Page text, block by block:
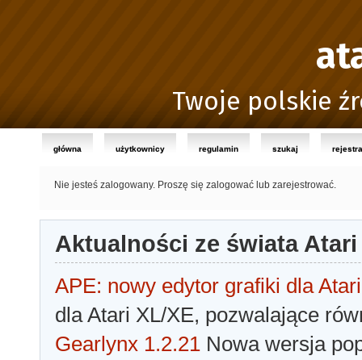
Twoje polskie
główna użytkownicy regulamin szukaj
Nie jesteś zalogowany. Proszę się zalogować lub zarejestrować.
Aktualności ze świata Atari
APE: nowy edytor grafiki dla Atari
dla Atari XL/XE, pozwalające
Gearlynx 1.2.21 Nowa wersja